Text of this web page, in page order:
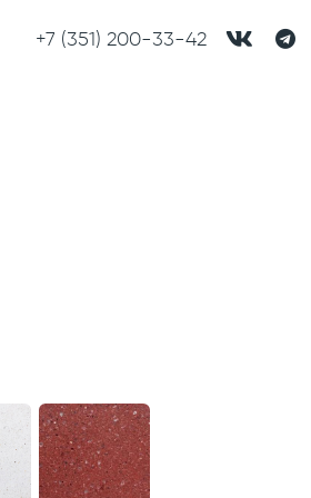
+7 (351) 200-33-42